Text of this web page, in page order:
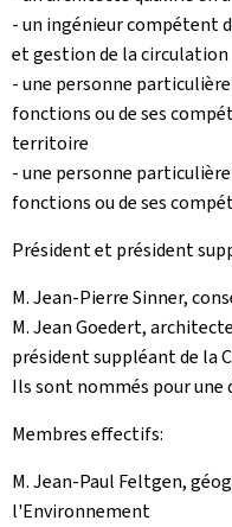
- un ingénieur compétent
et gestion de la circulation
- une personne
fonctions ou de ses
territoire
- une personne
fonctions ou de ses
Président et président
M. Jean-Pierre Sinner,
M. Jean Goedert,
président suppléant de la
Ils sont nommés pour une
Membres effectifs:
M. Jean-Paul Feltgen,
l'Environnement